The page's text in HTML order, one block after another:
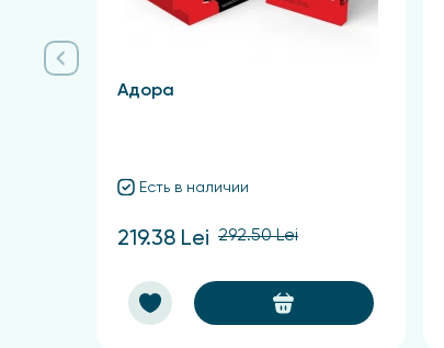
Адора
Есть в наличии
219.38 Lei 292.50 Lei